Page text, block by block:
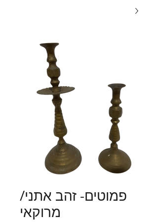
פמוטים- זהב אתני/
מרוקאי